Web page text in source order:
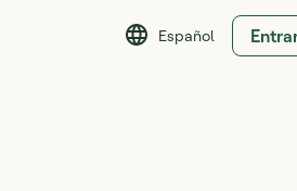
Español